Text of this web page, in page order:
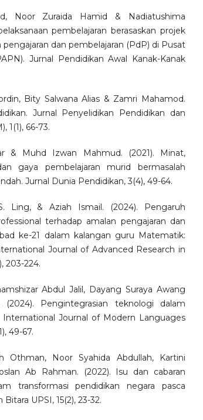
Noor Zuraida Hamid & Nadiatushima
pembelajaran berasaskan projek
dan pembelajaran (PdP) di Pusat
Jurnal Pendidikan Awal Kanak-Kanak
Bity Salwana Alias & Zamri Mahamod.
Jurnal Penyelidikan Pendidikan dan
1(1), 66-73.
& Muhd Izwan Mahmud. (2021). Minat,
gaya pembelajaran murid bermasalah
Jurnal Dunia Pendidikan, 3(4), 49-64.
Ling, & Aziah Ismail. (2024). Pengaruh
terhadap amalan pengajaran dan
ke-21 dalam kalangan guru Matematik:
Journal of Advanced Research in
203-224.
Abdul Jalil, Dayang Suraya Awang
Pengintegrasian teknologi dalam
International Journal of Modern Languages
49-67.
Othman, Noor Syahida Abdullah, Kartini
Ab Rahman. (2022). Isu dan cabaran
transformasi pendidikan negara pasca
UPSI, 15(2), 23-32.